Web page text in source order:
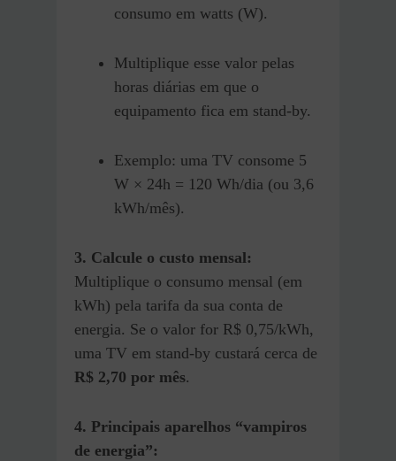
consumo em watts (W).
Multiplique esse valor pelas
horas diárias em que o
equipamento fica em stand-by.
Exemplo: uma TV consome 5
W × 24h = 120 Wh/dia (ou 3,6
kWh/mês).
3. Calcule o custo mensal:
Multiplique o consumo mensal (em
kWh) pela tarifa da sua conta de
energia. Se o valor for R$ 0,75/kWh,
uma TV em stand-by custará cerca de
R$ 2,70 por mês.
4. Principais aparelhos “vampiros
de energia”: